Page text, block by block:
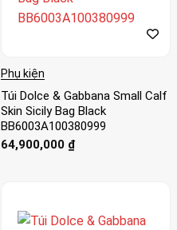
Phụ kiện
Túi Dolce & Gabbana Small Calf
Skin Sicily Bag Black
BB6003A100380999
64,900,000 ₫